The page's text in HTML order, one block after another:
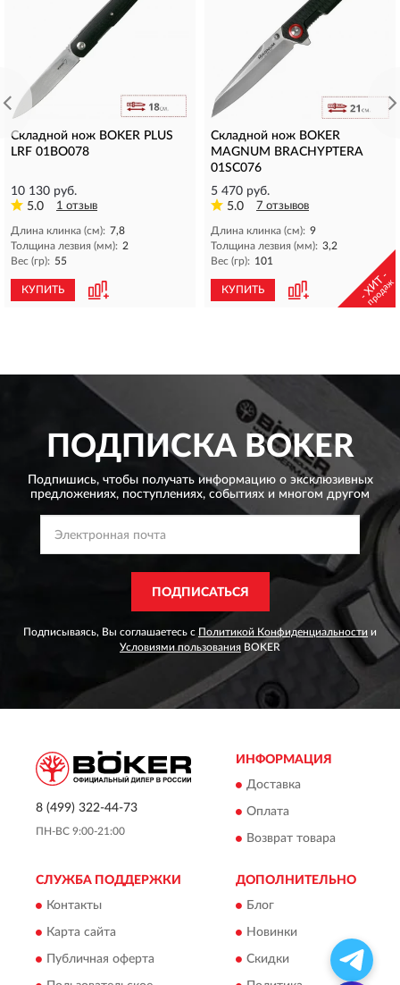
Складной нож BOKER PLUS
LRF 01BO078
10 130 руб.
5.0
1 отзыв
Длина клинка (см): 7,8
Толщина лезвия (мм): 2
Вес (гр): 55
КУПИТЬ
Складной нож BOKER
MAGNUM BRACHYPTERA
01SC076
5 470 руб.
5.0
7 отзывов
Длина клинка (см): 9
Толщина лезвия (мм): 3,2
Вес (гр): 101
КУПИТЬ - ХИТ -
продаж
ПОДПИСКАBOKER
Подпишись, чтобы получать информацию о эксклюзивных
предложениях, поступлениях, событиях и многом другом
ПОДПИСАТЬСЯ
Подписываясь, Вы соглашаетесь с Политикой Конфиденциальности и
Условиями пользования BOKER
8 (499) 322-44-73
ПН-ВС 9:00-21:00
ИНФОРМАЦИЯ
Доставка
Оплата
Возврат товара
СЛУЖБА ПОДДЕРЖКИ
Контакты
Карта сайта
Публичная оферта
ДОПОЛНИТЕЛЬНО
Блог
Новинки
Скидки